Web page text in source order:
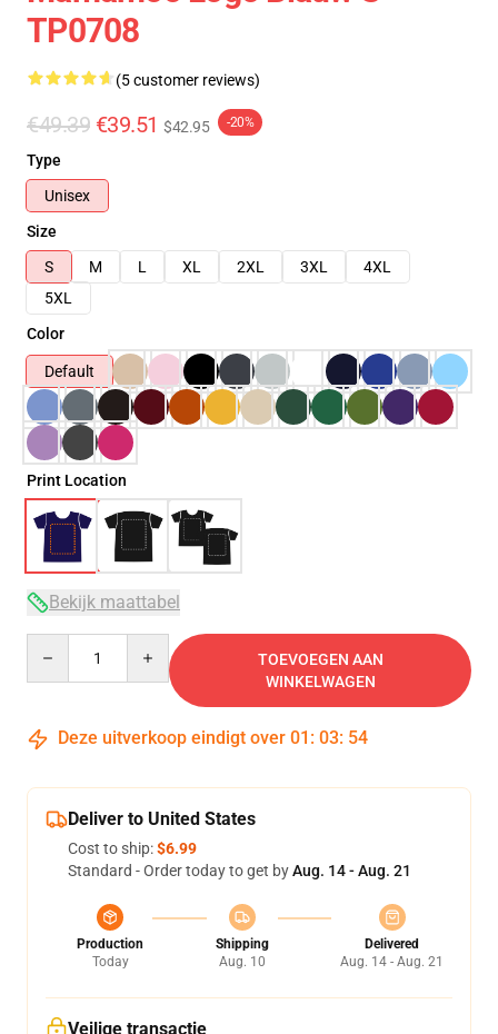
TP0708
(5 customer reviews)
€49.39 €39.51 $42.95 -20%
Type
Unisex
Size
S
M L XL 2XL 3XL
4XL
5XL
Color
Default
Print Location
Bekijk maattabel
TOEVOEGEN AAN
WINKELWAGEN
Deze uitverkoop eindigt over 01 : 03: 53
Deliver to United States
Cost to ship:$6.99
Standard - Order today to get byAug. 14 - Aug. 21
Production
Today
Shipping
Aug. 10
Delivered
Aug. 14 - Aug. 21
Veilige transactie